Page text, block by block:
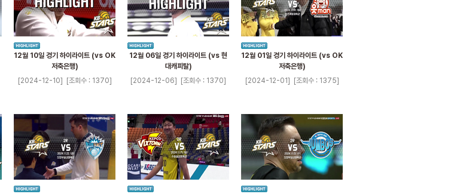
12월 10일 경기 하이라이트 (vs OK
저축은행)
[2024-12-10]
[조회수 : 1370]
12월 06일 경기 하이라이트 (vs 현
대캐피탈)
[2024-12-06]
[조회수 : 1370]
12월 01일 경기 하이라이트 (vs OK
저축은행)
[2024-12-01]
[조회수 : 1375]